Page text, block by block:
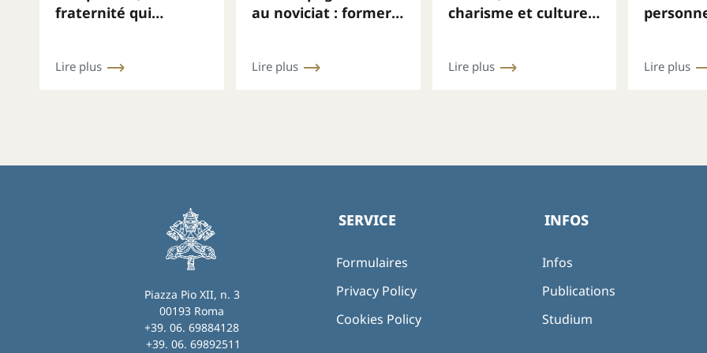
fraternité qui
Lire plus
au noviciat : former
Lire plus
charisme et cultures
les liens et la mission
Lire plus Lire plus
Piazza Pio XII, n. 3
00193 Roma
+39. 06. 69884128
+39. 06. 69892511
SERVICE
Formulaires
Privacy Policy
Cookies Policy
INFOS
Infos
Publications
Studium